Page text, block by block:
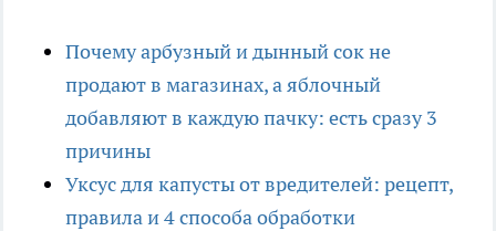
Почему арбузный и дынный сок не
продают в магазинах, а яблочный
добавляют в каждую пачку: есть сразу 3
причины
Уксус для капусты от вредителей: рецепт,
правила и 4 способа обработки